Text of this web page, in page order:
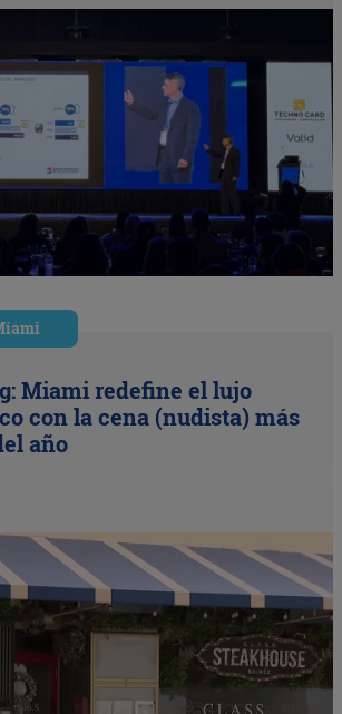
Miami redefine el lujo
con la cena (nudista) más
año